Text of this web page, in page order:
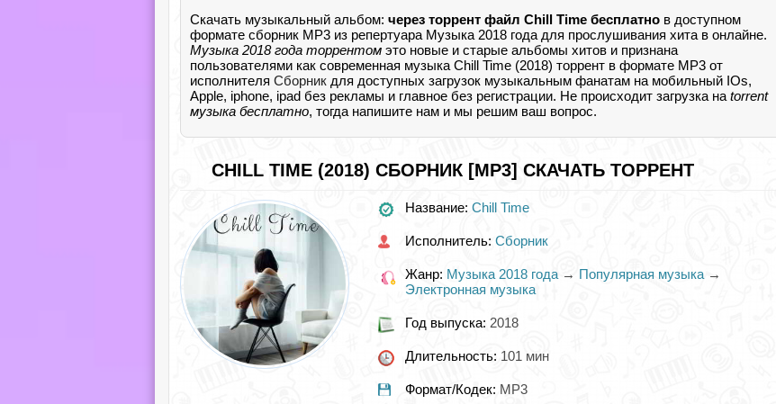
Скачать музыкальный альбом: через торрент файл Chill Time бесплатно в доступном
формате сборник MP3 из репертуара Музыка 2018 года для прослушивания хита в онлайне.
Музыка 2018 года торрентом это новые и старые альбомы хитов и признана
пользователями как современная музыка Chill Time (2018) торрент в формате MP3 от
исполнителя Сборник для доступных загрузок музыкальным фанатам на мобильный IOs,
Apple, iphone, ipad без рекламы и главное без регистрации. Не происходит загрузка на torrent
музыка бесплатно, тогда напишите нам и мы решим ваш вопрос.
CHILL TIME (2018) СБОРНИК [MP3] СКАЧАТЬ ТОРРЕНТ
Название: Chill Time
Исполнитель: Сборник
Жанр: Музыка 2018 года → Популярная музыка →
Электронная музыка
Год выпуска: 2018
Длительность: 101 мин
Формат/Кодек: MP3